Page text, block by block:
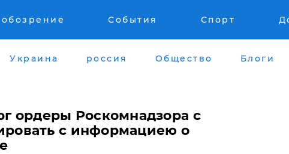
События Спорт
Украина россия Общество Блоги
ордеры Роскомнадзора с
с информациею о